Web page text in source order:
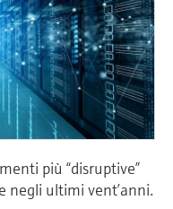
più “disruptive”
negli ultimi vent’anni.